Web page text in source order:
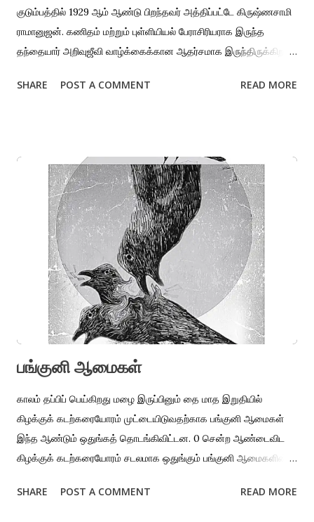
குடும்பத்தில் 1929 ஆம் ஆண்டு பிறந்தவர் அத்திப்பட்டே கிருஷ்ணசாமி
ராமானுஜன். கணிதம் மற்றும் புள்ளியியல் பேராசிரியராக இருந்த
தந்தையார் அறிவுஜீவி வாழ்க்கைக்கான ஆதர்சமாக இருந்திருக்கிறார்.
கன்னடத்திலும் விரிவாக வாசித்தவர். ஆச்சாரமானவர்களாக பெற்றோர்
ஆங்கில வாசிப்பில் சிறுவயதிலேயே மூழ்கத்தொடங்கியதாகச்
சொல்கிறார். தமிழின் சங்க கவிதைகள், கன்னட வசனகவிதைகளை
சர்வதேச அளவில் சுவாரசியமாக மொழிபெயர்த்து
அறிமுகப்படுத்தியவர் என்பது அவரது பிரபலமான அடையாளம்.
வாய்மொழிக் கதைகள், தாலாட்டுப் பாடல்கள், நாட்டார் பாடல்கள்,
பழமொழிகள் மூலம் ஒரு கலாசாரத்தை தீவிரமாக ஆராயமுடியும் என்று
வெளியுலகத்துக்கு உணர்த்திய இந்திய அறிஞர்களில்
முதன்மையானவர் ராமானுஜன். பேராசிரியர், ஆய்வாளர்,
மொழியியலாளர் என பல அடையாளங்களைத் தாண்டி முத...
SHARE POST A COMMENT READ MORE
பங்குனி ஆமைகள்
காலம் தப்பிப் பெய்கிறது மழை இருப்பினும் தை மாத இறுதியில்
கிழக்குக் கடற்கரையோரம் முட்டையிடுவதற்காக பங்குனி ஆமைகள்
இந்த ஆண்டும் ஒதுங்கத் தொடங்கிவிட்டன. 0 சென்ற ஆண்டைவிட
கிழக்குக் கடற்கரையோரம் சடலமாக ஒதுங்கும் பங்குனி ஆமைகளின்
மீன்பிடிப்புப் படகுகளின் இழுவை வலைகளில் சிக்கி வயிறு கிழிவது
SHARE POST A COMMENT READ MORE